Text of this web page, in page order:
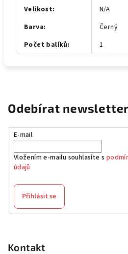
Velikost:
N/A
Barva:
Černý
Počet balíků: 1
Odebírat newsletter
E-mail
Vložením e-mailu souhlasíte s
údajů
Přihlásit se
Kontakt